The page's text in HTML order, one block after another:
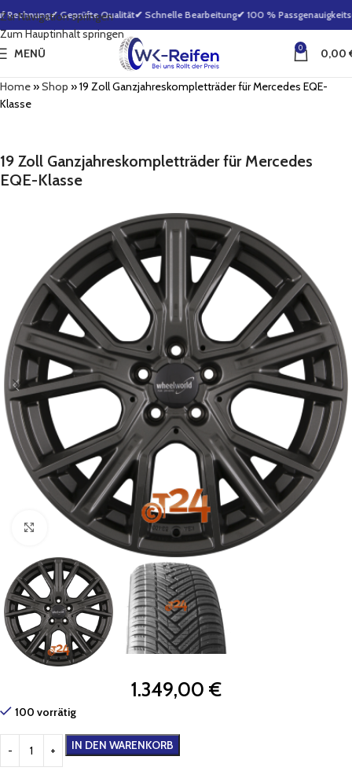
Zur Navigation springen
Zum Hauptinhalt springen
✔ Geprüfte Qualität✔ Schnelle Bearbeitung✔ 100 %
MENÜ 0 0,00
Home»Shop »19 Zoll Ganzjahreskompletträder für Mercedes EQE-
Klasse
19 Zoll Ganzjahreskompletträder für Mercedes
EQE-Klasse
Zum Vergrößern klicken
1.349,00 €
100 vorrätig
IN DEN WARENKORB